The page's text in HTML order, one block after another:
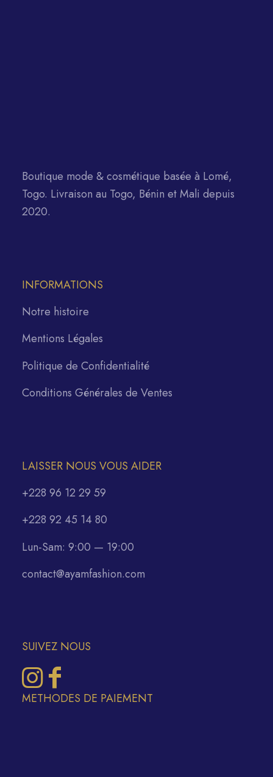
Boutique mode & cosmétique basée à Lomé,
Togo. Livraison au Togo, Bénin et Mali depuis
2020.
INFORMATIONS
Notre histoire
Mentions Légales
Politique de Confidentialité
Conditions Générales de Ventes
LAISSER NOUS VOUS AIDER
+228 96 12 29 59
+228 92 45 14 80
Lun-Sam: 9:00 — 19:00
contact@ayamfashion.com
SUIVEZ NOUS
METHODES DE PAIEMENT